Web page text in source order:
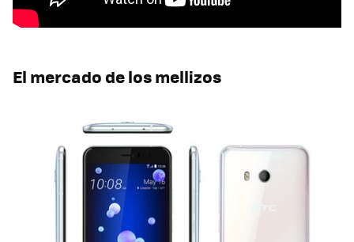
El mercado de los mellizos